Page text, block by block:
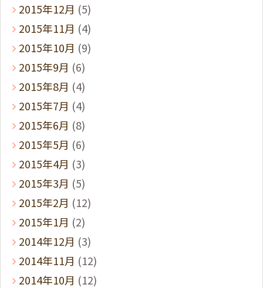
2015年12月 (5)
2015年11月 (4)
2015年10月 (9)
2015年9月 (6)
2015年8月 (4)
2015年7月 (4)
2015年6月 (8)
2015年5月 (6)
2015年4月 (3)
2015年3月 (5)
2015年2月 (12)
2015年1月 (2)
2014年12月 (3)
2014年11月 (12)
2014年10月 (12)